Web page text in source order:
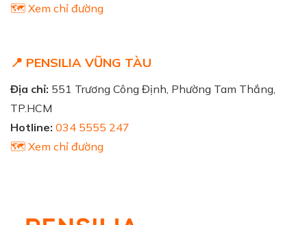
🗺️ Xem chỉ đường
📍 PENSILIA VŨNG TÀU
Địa chỉ: 551 Trương Công Định, Phường Tam Thắng,
TP.HCM
Hotline: 034 5555 247
🗺️ Xem chỉ đường